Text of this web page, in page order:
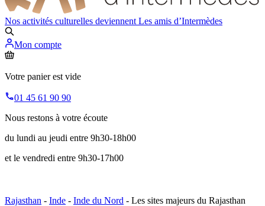
Nos activités culturelles deviennent Les amis d’Intermèdes
Mon compte
Votre panier est vide
01 45 61 90 90
Nous restons à votre écoute
du lundi au jeudi entre 9h30-18h00
et le vendredi entre 9h30-17h00
Rajasthan - Inde - Inde du Nord - Les sites majeurs du Rajasthan